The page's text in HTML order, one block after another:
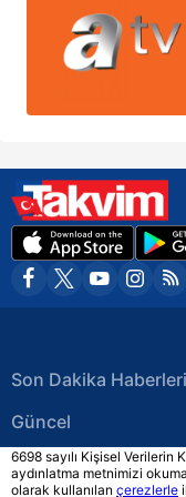
Son Dakika Haberleri
Güncel
Ekonomi Haberleri
6698 sayılı Kişisel Verilerin
aydınlatma metnimizi
olarak kullanılan çerezlerle